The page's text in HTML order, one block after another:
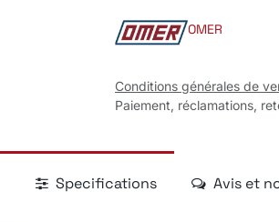
OMER
Conditions générales de
Paiement, réclamations,
Specifications Avis et